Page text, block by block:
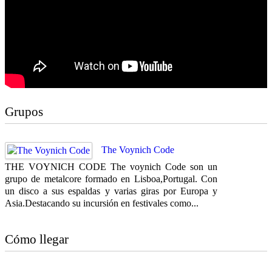
Grupos
The Voynich Code
THE VOYNICH CODE The voynich Code son un
grupo de metalcore formado en Lisboa,Portugal. Con
un disco a sus espaldas y varias giras por Europa y
Asia.Destacando su incursión en festivales como...
Cómo llegar